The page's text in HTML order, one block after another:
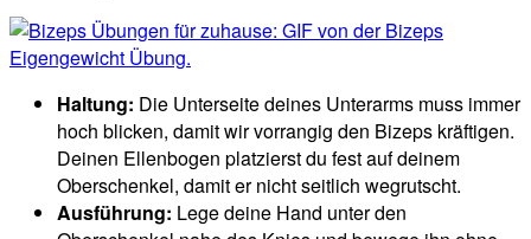
Haltung: Die Unterseite deines Unterarms muss immer
hoch blicken, damit wir vorrangig den Bizeps kräftigen.
Deinen Ellenbogen platzierst du fest auf deinem
Oberschenkel, damit er nicht seitlich wegrutscht.
Ausführung: Lege deine Hand unter den